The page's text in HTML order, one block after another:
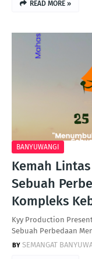
READ MORE »
BANYUWANGI
Kemah
Sebuah
Kompleks
Kyy Production
Sebuah Perbedaan
SEMANGAT